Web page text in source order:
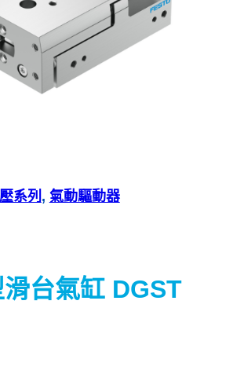
系列 , 氣動驅動器
台氣缸 DGST